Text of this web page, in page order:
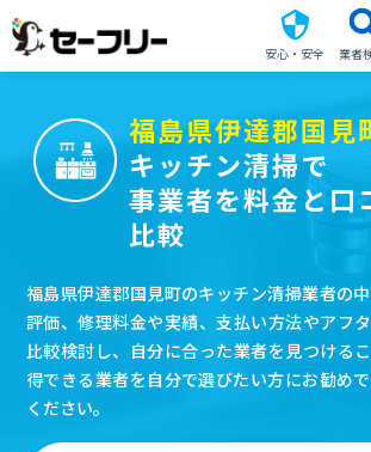
安心・安全 業者
福島県伊達郡国見
キッチン清掃で
事業者を料金と口
比較
福島県伊達郡国見町のキッチン清掃業者の
評価、修理料金や実績、支払い方法やアフ
比較検討し、自分に合った業者を見つける
得できる業者を自分で選びたい方にお勧め
ください。